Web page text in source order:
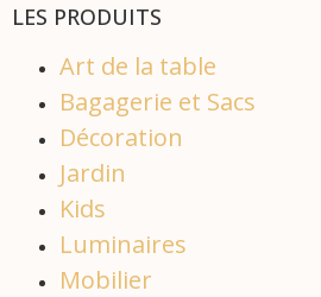
LES PRODUITS
Art de la table
Bagagerie et Sacs
Décoration
Jardin
Kids
Luminaires
Mobilier